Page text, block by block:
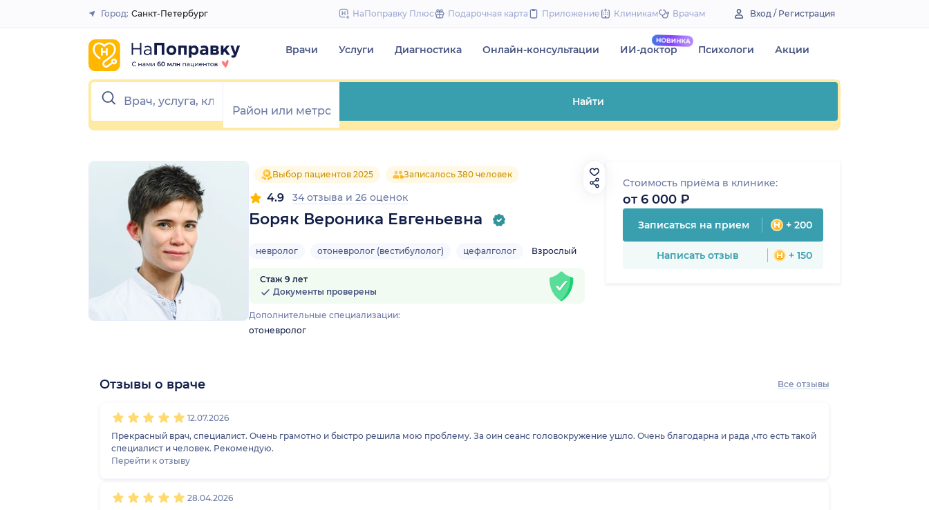
to
Закрыть
Город: Санкт-Петербург НаПоправку Плюс Подарочная карта Приложение Клиникам Врачам Вход / Регистрация
Врачи Услуги Диагностика Онлайн-консультации ИИ-доктор Психологи Акции
Найти
Выбор пациентов 2025 Записалось 380 человек
Боряк Вероника Евгеньевна
4.9 34 отзыва и 26 оценок
невролог отоневролог (вестибулолог) цефалголог Взрослый
Стаж 9 лет
Документы проверены
Дополнительные специализации:
отоневролог
Стоимость приёма в клинике:
от 6 000 ₽
Записаться на прием + 200
Написать отзыв + 150
Отзывы о враче Все отзывы
12.07.2026
Прекрасный врач, специалист. Очень грамотно и быстро решила мою проблему. За оин сеанс головокружение ушло. Очень благодарна и рада ,что есть такой
специалист и человек. Рекомендую.
Перейти к отзыву
28.04.2026